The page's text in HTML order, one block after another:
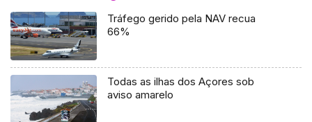
Tráfego gerido pela NAV recua
66%
Todas as ilhas dos Açores sob
aviso amarelo